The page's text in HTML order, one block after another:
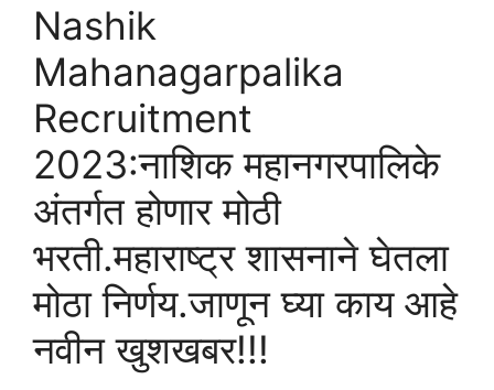
Nashik
Mahanagarpalika
Recruitment
2023:नाशिक महानगरपालिके
अंतर्गत होणार मोठी
भरती.महाराष्ट्र शासनाने घेतला
मोठा निर्णय.जाणून घ्या काय आहे
नवीन खुशखबर!!!